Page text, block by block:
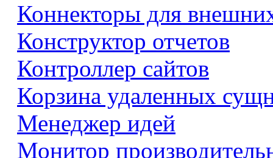
Коннекторы для
Конструктор отчетов
Контроллер сайтов
Корзина удаленных
Менеджер идей
Монитор